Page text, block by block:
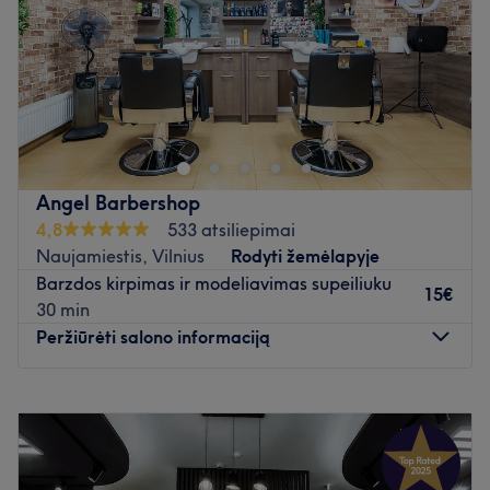
Sekmadienis
09:00–20:00
Atidaryti salono profilį
Angel Barbershop
4,8
533 atsiliepimai
Naujamiestis, Vilnius
Rodyti žemėlapyje
Barzdos kirpimas ir modeliavimas supeiliuku
30 min
15€
Peržiūrėti salono informaciją
Antradienis
10:00
19:00
Trečiadienis
10:00
19:00
Ketvirtadienis
10:00 –19:00